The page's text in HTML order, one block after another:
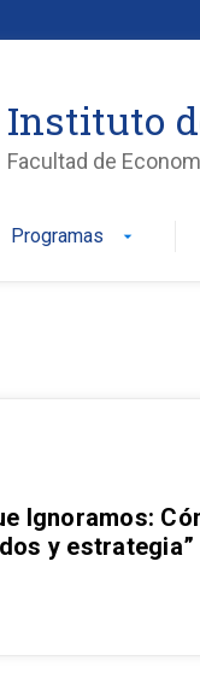
Instituto
Facultad de
Programas arrow_drop_down
Ignoramos:
y estrategia”